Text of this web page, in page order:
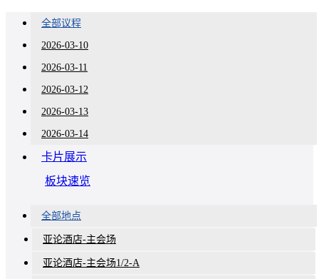
全部议程
2026-03-10
2026-03-11
2026-03-12
2026-03-13
2026-03-14
卡片展示
板块速览
全部地点
亚论酒店-主会场
亚论酒店-主会场1/2-A